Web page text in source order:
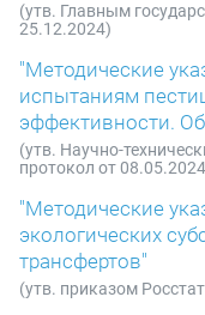
(утв. Главным
25.12.2024)
"Методические
испытаниям
эффективности.
(утв. Научно-
протокол от
"Методические
экологических
трансфертов"
(утв. приказом